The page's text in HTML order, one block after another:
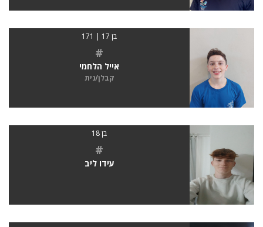
בן 17 | 171
#
אייל הלחמי
קבלן/נית
בן 18
#
עידו ליב